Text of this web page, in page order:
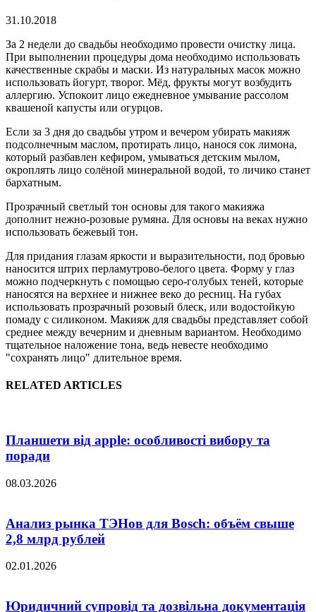
31.10.2018
За 2 недели до свадьбы необходимо провести очистку лица.
При выполнении процедуры дома необходимо использовать
качественные скрабы и маски. Из натуральных масок можно
использовать йогурт, творог. Мёд, фрукты могут возбудить
аллергию. Успокоит лицо ежедневное умывание рассолом
квашеной капусты или огурцов.
Если за 3 дня до свадьбы утром и вечером убирать макияж
подсолнечным маслом, протирать лицо, нанося сок лимона,
который разбавлен кефиром, умываться детским мылом,
окроплять лицо солёной минеральной водой, то личико станет
бархатным.
Прозрачный светлый тон основы для такого макияжа
дополнит нежно-розовые румяна. Для основы на веках нужно
использовать бежевый тон.
Для придания глазам яркости и выразительности, под бровью
наносится штрих перламутрово-белого цвета. Форму у глаз
можно подчеркнуть с помощью серо-голубых теней, которые
наносятся на верхнее и нижнее веко до ресниц. На губах
использовать прозрачный розовый блеск, или водостойкую
помаду с силиконом. Макияж для свадьбы представляет собой
среднее между вечерним и дневным вариантом. Необходимо
тщательное наложение тона, ведь невесте необходимо
"сохранять лицо" длительное время.
RELATED ARTICLES
Планшети від apple: особливості вибору та
поради
08.03.2026
Анализ рынка ТЭНов для Bosch: объём свыше
2,8 млрд рублей
02.01.2026
Юридичний супровід та дозвільна документація